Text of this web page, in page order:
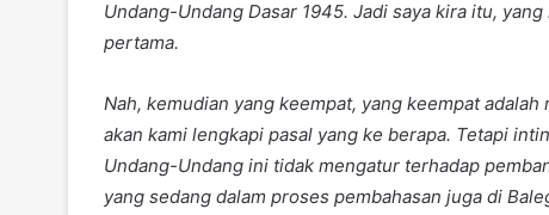
Undang-Undang Dasar 1945. Jadi saya kira itu,
pertama.
Nah, kemudian yang keempat, yang keempat
akan kami lengkapi pasal yang ke berapa. Tetapi
Undang-Undang ini tidak mengatur terhadap
yang sedang dalam proses pembahasan juga di